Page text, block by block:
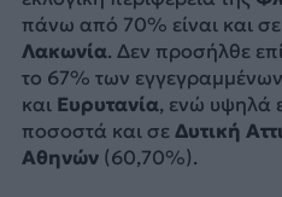
πάνω από 70% είναι και σε
Λακωνία. Δεν προσήλθε
το 67% των
και Ευρυτανία, ενώ υψηλά
ποσοστά και σε Δυτική
Αθηνών(60,70%).